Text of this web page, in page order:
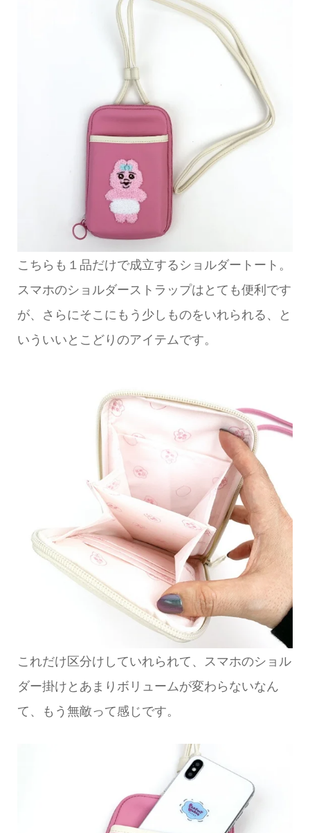
こちらも１品だけで成立するショルダートート。
スマホのショルダーストラップはとても便利です
が、さらにそこにもう少しものをいれられる、と
いういいとこどりのアイテムです。
これだけ区分けしていれられて、スマホのショル
ダー掛けとあまりボリュームが変わらないなん
て、もう無敵って感じです。